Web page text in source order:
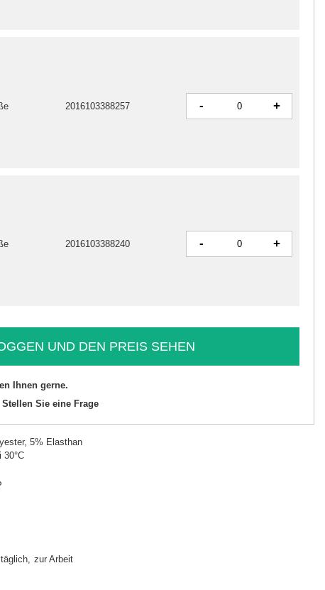
2016103388257 - +
2016103388240 - +
UND DEN PREIS SEHEN
Ihnen gerne.
Stellen Sie eine Frage
5% Elasthan
30°C
täglich zur Arbeit